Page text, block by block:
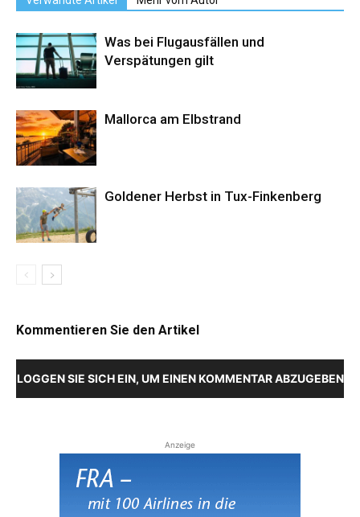
Was bei Flugausfällen und
Verspätungen gilt
Mallorca am Elbstrand
Goldener Herbst in Tux-Finkenberg
Kommentieren Sie den Artikel
LOGGEN SIE SICH EIN, UM EINEN KOMMENTAR ABZUGEBEN
Anzeige